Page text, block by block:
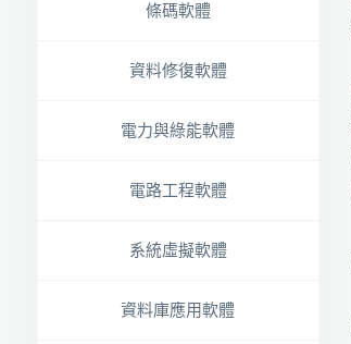
條碼軟體
資料修復軟體
電力與綠能軟體
電路工程軟體
系統虛擬軟體
資料庫應用軟體